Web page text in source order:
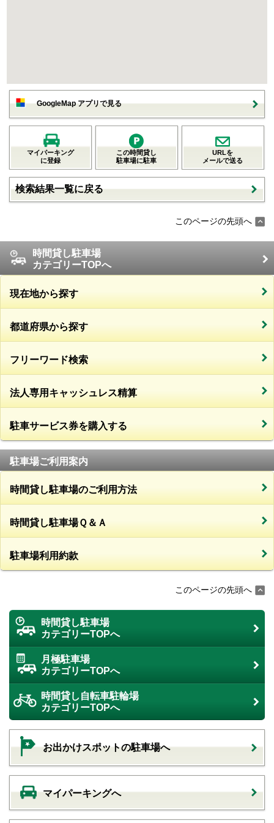
GoogleMap アプリで見る
マイパーキング
に登録
この時間貸し
駐車場に駐車
URLを
メールで送る
検索結果一覧に戻る
このページの先頭へ
時間貸し駐車場
カテゴリーTOPへ
現在地から探す
都道府県から探す
フリーワード検索
法人専用キャッシュレス精算
駐車サービス券を購入する
駐車場ご利用案内
時間貸し駐車場のご利用方法
時間貸し駐車場Ｑ＆Ａ
駐車場利用約款
このページの先頭へ
時間貸し駐車場
カテゴリーTOPへ
月極駐車場
カテゴリーTOPへ
時間貸し自転車駐輪場
カテゴリーTOPへ
お出かけスポットの駐車場へ
マイパーキングへ